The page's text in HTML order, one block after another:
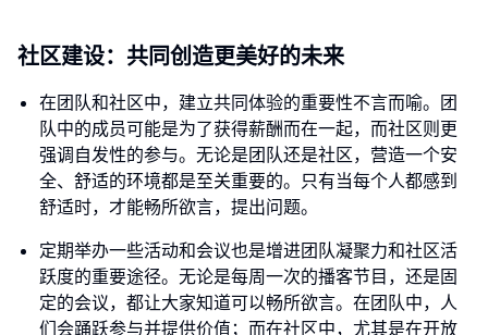
社区建设：共同创造更美好的未来
在团队和社区中，建立共同体验的重要性不言而喻。团
队中的成员可能是为了获得薪酬而在一起，而社区则更
强调自发性的参与。无论是团队还是社区，营造一个安
全、舒适的环境都是至关重要的。只有当每个人都感到
舒适时，才能畅所欲言，提出问题。
定期举办一些活动和会议也是增进团队凝聚力和社区活
跃度的重要途径。无论是每周一次的播客节目，还是固
定的会议，都让大家知道可以畅所欲言。在团队中，人
们会踊跃参与并提供价值；而在社区中，尤其是在开放